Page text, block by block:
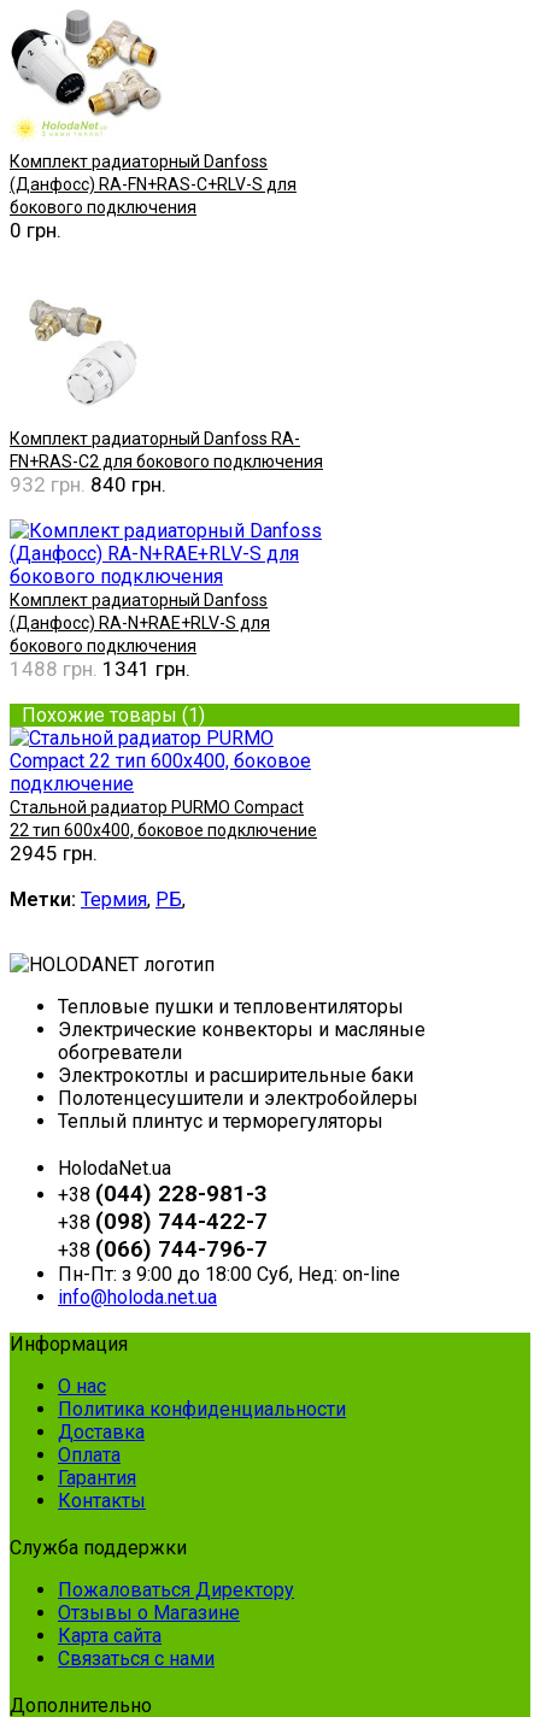
Комплект радиаторный Danfoss
(Данфосс) RA-FN+RAS-C+RLV-S для
бокового подключения
0 грн.
Комплект радиаторный Danfoss RA-
FN+RAS-C2 для бокового подключения
932 грн. 840 грн.
Комплект радиаторный Danfoss
(Данфосс) RA-N+RAE+RLV-S для
бокового подключения
1488 грн. 1341 грн.
Похожие товары (1)
Стальной радиатор PURMO Compact
22 тип 600x400, боковое подключение
2945 грн.
Метки: Термия, РБ,
Тепловые пушки и тепловентиляторы
Электрические конвекторы и масляные
обогреватели
Электрокотлы и расширительные баки
Полотенцесушители и электробойлеры
Теплый плинтус и терморегуляторы
HolodaNet.ua
+38 (044) 228-981-3
+38 (098) 744-422-7
+38 (066) 744-796-7
Пн-Пт: з 9:00 до 18:00 Суб, Нед: on-line
info@holoda.net.ua
Информация
О нас
Политика конфиденциальности
Доставка
Оплата
Гарантия
Контакты
Служба поддержки
Пожаловаться Директору
Отзывы о Магазине
Карта сайта
Связаться с нами
Дополнительно